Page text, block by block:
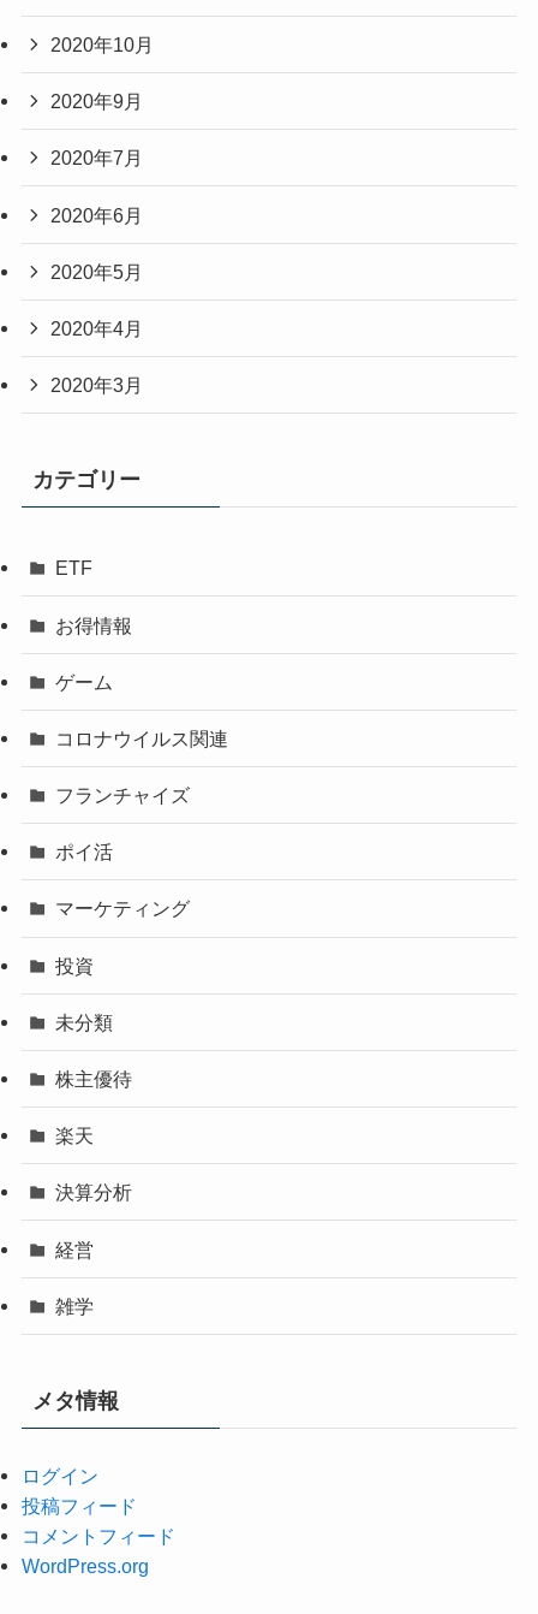
2020年10月
2020年9月
2020年7月
2020年6月
2020年5月
2020年4月
2020年3月
カテゴリー
ETF
お得情報
ゲーム
コロナウイルス関連
フランチャイズ
ポイ活
マーケティング
投資
未分類
株主優待
楽天
決算分析
経営
雑学
メタ情報
ログイン
投稿フィード
コメントフィード
WordPress.org